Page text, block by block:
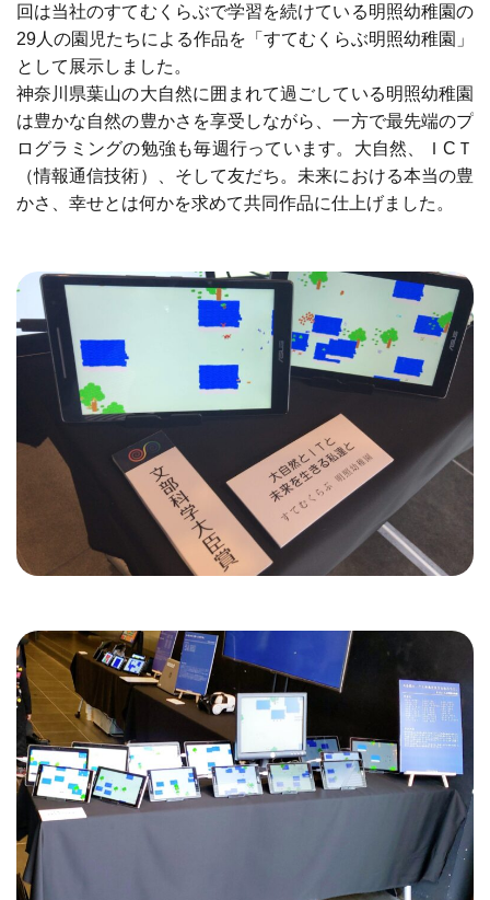
回は当社のすてむくらぶで学習を続けている明照幼稚園の
29人の園児たちによる作品を「すてむくらぶ明照幼稚園」
として展示しました。
神奈川県葉山の大自然に囲まれて過ごしている明照幼稚園
は豊かな自然の豊かさを享受しながら、一方で最先端のプ
ログラミングの勉強も毎週行っています。大自然、ＩCＴ
（情報通信技術）、そして友だち。未来における本当の豊
かさ、幸せとは何かを求めて共同作品に仕上げました。